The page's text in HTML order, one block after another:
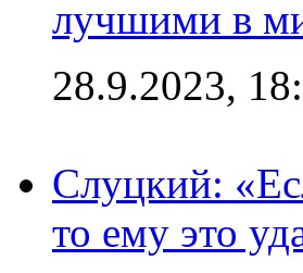
лучшими в
28.9.2023,
Слуцкий:
то ему это